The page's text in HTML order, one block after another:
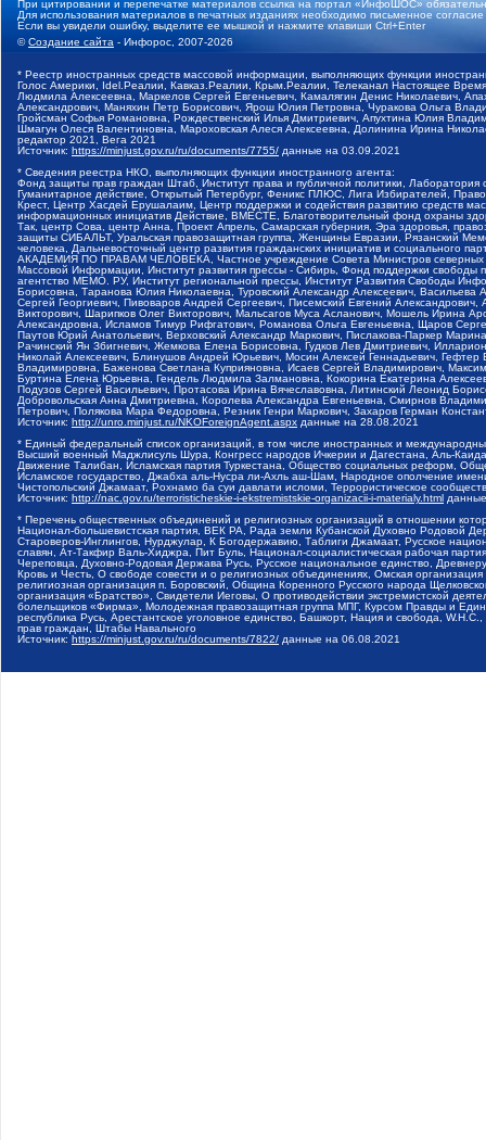
При цитировании и перепечатке материалов ссылка на портал «ИнфоШОС»
Для использования материалов в печатных изданиях необходимо письменное
Если вы увидели ошибку, выделите ее мышкой и нажмите клавиши Ctrl+Enter
©Создание сайта - Инфорос, 2007-2026
* Реестр иностранных средств массовой информации, выполняющих функции
Голос Америки, Idel.Реалии, Кавказ.Реалии, Крым.Реалии, Телеканал Настоящее
Людмила Алексеевна, Маркелов Сергей Евгеньевич, Камалягин Денис Николаевич,
Александрович, Маняхин Петр Борисович, Ярош Юлия Петровна, Чуракова Ольга
Гройсман Софья Романовна, Рождественский Илья Дмитриевич, Апухтина Юлия
Шмагун Олеся Валентиновна, Мароховская Алеся Алексеевна, Долинина Ирина
редактор 2021, Вега 2021
Источник: https://minjust.gov.ru/ru/documents/7755/ данные на 03.09.2021
* Сведения реестра НКО, выполняющих функции иностранного агента:
Фонд защиты прав граждан Штаб, Институт права и публичной политики,
Гуманитарное действие, Открытый Петербург, Феникс ПЛЮС, Лига Избирателей,
Крест, Центр Хасдей Ерушалаим, Центр поддержки и содействия развитию средств
информационных инициатив Действие, ВМЕСТЕ, Благотворительный фонд охраны
Так, центр Сова, центр Анна, Проект Апрель, Самарская губерния, Эра здоровья,
защиты СИБАЛЬТ, Уральская правозащитная группа, Женщины Евразии, Рязанский
человека, Дальневосточный центр развития гражданских инициатив и социального
АКАДЕМИЯ ПО ПРАВАМ ЧЕЛОВЕКА, Частное учреждение Совета Министров северных
Массовой Информации, Институт развития прессы - Сибирь, Фонд поддержки
агентство МЕМО. РУ, Институт региональной прессы, Институт Развития Свободы
Борисовна, Таранова Юлия Николаевна, Туровский Александр Алексеевич,
Сергей Георгиевич, Пивоваров Андрей Сергеевич, Писемский Евгений
Викторович, Шарипков Олег Викторович, Мальсагов Муса Асланович, Мошель Ирина
Александровна, Исламов Тимур Рифгатович, Романова Ольга Евгеньевна, Щаров
Паутов Юрий Анатольевич, Верховский Александр Маркович, Пислакова-Паркер
Рачинский Ян Збигневич, Жемкова Елена Борисовна, Гудков Лев Дмитриевич,
Николай Алексеевич, Блинушов Андрей Юрьевич, Мосин Алексей Геннадьевич,
Владимировна, Баженова Светлана Куприяновна, Исаев Сергей Владимирович,
Буртина Елена Юрьевна, Гендель Людмила Залмановна, Кокорина Екатерина
Подузов Сергей Васильевич, Протасова Ирина Вячеславовна, Литинский Леонид
Добровольская Анна Дмитриевна, Королева Александра Евгеньевна, Смирнов
Петрович, Полякова Мара Федоровна, Резник Генри Маркович, Захаров Герман
Источник: http://unro.minjust.ru/NKOForeignAgent.aspx данные на 28.08.2021
* Единый федеральный список организаций, в том числе иностранных и
Высший военный Маджлисуль Шура, Конгресс народов Ичкерии и Дагестана, Аль-
Движение Талибан, Исламская партия Туркестана, Общество социальных реформ,
Исламское государство, Джабха аль-Нусра ли-Ахль аш-Шам, Народное ополчение
Чистопольский Джамаат, Рохнамо ба суи давлати исломи, Террористическое
Источник: http://nac.gov.ru/terroristicheskie-i-ekstremistskie-organizacii-i-materialy.html
* Перечень общественных объединений и религиозных организаций в отношении
Национал-большевистская партия, ВЕК РА, Рада земли Кубанской Духовно Родовой
Староверов-Инглингов, Нурджулар, К Богодержавию, Таблиги Джамаат, Русское
славян, Ат-Такфир Валь-Хиджра, Пит Буль, Национал-социалистическая рабочая
Череповца, Духовно-Родовая Держава Русь, Русское национальное единство,
Кровь и Честь, О свободе совести и о религиозных объединениях, Омская
религиозная организация п. Боровский, Община Коренного Русского народа
организация «Братство», Свидетели Иеговы, О противодействии экстремистской
болельщиков «Фирма», Молодежная правозащитная группа МПГ, Курсом Правды и
республика Русь, Арестантское уголовное единство, Башкорт, Нация и свобода,
прав граждан, Штабы Навального
Источник: https://minjust.gov.ru/ru/documents/7822/ данные на 06.08.2021